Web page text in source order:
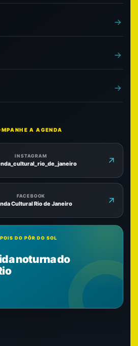
A AGENDA
INSTAGRAM
FACEBOOK
Cultural Rio de Janeiro
DO PÔR DO SOL
noturna do